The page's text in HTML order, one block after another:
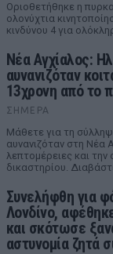
Οριοθετήθηκε η
ολονύχτια
κινδύνου 4 για
Νέα Αγχίαλος:
αυνανιζόταν
13χρονη από το
ΣΉΜΕΡΑ
Μάθετε για τη
αυνανιζόταν στη Νέα
λεπτομέρειες και
δικαστηρίου.
Συνελήφθη για
Λονδίνο,
και σκότωσε
αστυνομία ζητά